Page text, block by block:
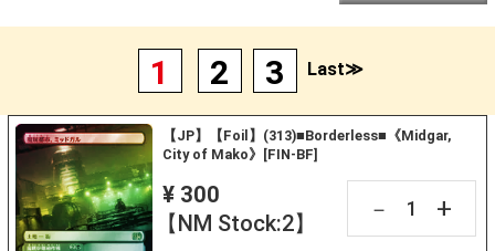
1 2 3 Last≫
【JP】【Foil】(313)■Borderless■《Midgar,
City of Mako》[FIN-BF]
¥ 300
【NM Stock:2】
－ +